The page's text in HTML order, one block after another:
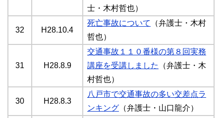
士・木村哲也）
32 H28.10.4
死亡事故について
（弁護士・木村
哲也）
31 H28.8.9
交通事故１１０番様の第８回実務
講座を受講しました
（弁護士・木
村哲也）
30 H28.8.3
八戸市で交通事故の多い交差点ラ
ンキング （弁護士・山口龍介）